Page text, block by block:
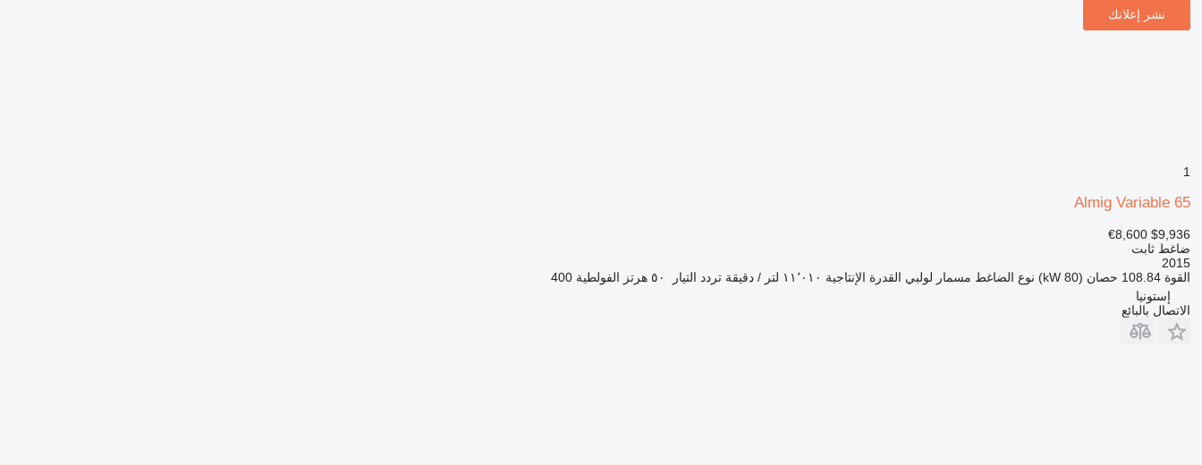
نشر إعلانك
1
Almig Variable 65
$9,936
€8,600
ضاغط ثابت
2015
القوة 108.84 حصان (80 kW) نوع الضاغط مسمار لولبي القدرة الإنتاجية ١١٬٠١٠ لتر / دقيقة تردد التيار ٥٠ هرتز الفولطية 400
إستونيا
الاتصال بالبائع